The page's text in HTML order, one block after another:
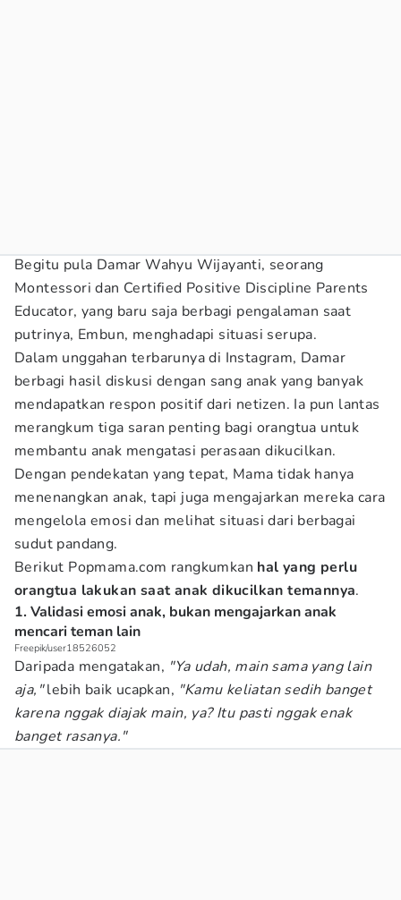
Begitu pula Damar Wahyu Wijayanti, seorang
Montessori dan Certified Positive Discipline Parents
Educator, yang baru saja berbagi pengalaman saat
putrinya, Embun, menghadapi situasi serupa.
Dalam unggahan terbarunya di Instagram, Damar
berbagi hasil diskusi dengan sang anak yang banyak
mendapatkan respon positif dari netizen. Ia pun lantas
merangkum tiga saran penting bagi orangtua untuk
membantu anak mengatasi perasaan dikucilkan.
Dengan pendekatan yang tepat, Mama tidak hanya
menenangkan anak, tapi juga mengajarkan mereka cara
mengelola emosi dan melihat situasi dari berbagai
sudut pandang.
Berikut Popmama.com rangkumkan hal yang perlu
orangtua lakukan saat anak dikucilkan temannya.
1. Validasi emosi anak, bukan mengajarkan anak
mencari teman lain
Freepik/user18526052
Daripada mengatakan, "Ya udah, main sama yang lain
aja,"lebih baik ucapkan, "Kamu keliatan sedih banget
karena nggak diajak main, ya? Itu pasti nggak enak
banget rasanya."